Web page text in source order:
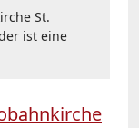
St.
ist eine